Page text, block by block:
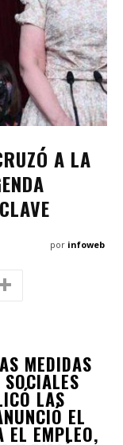
A LA
por infoweb
MEDIDAS
LAS
EL
EL EMPLEO,